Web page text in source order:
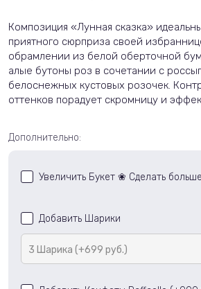
Композиция «Лунная сказка»
приятного сюрприза своей
обрамлении из белой оберточной
алые бутоны роз в сочетании с
белоснежных кустовых розочек.
оттенков порадует скромницу и
Дополнительно:
Увеличить Букет ❀ Сделать
Добавить Шарики
3 Шарика (+699 руб.)